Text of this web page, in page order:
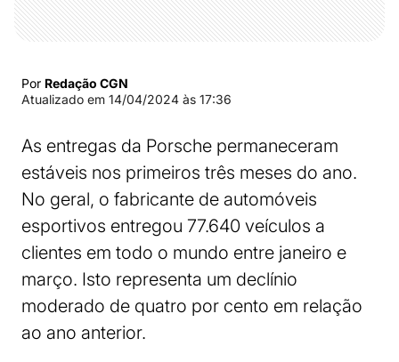
Por Redação CGN
Atualizado em 14/04/2024 às 17:36
As entregas da Porsche permaneceram
estáveis ​​nos primeiros três meses do ano.
No geral, o fabricante de automóveis
esportivos entregou 77.640 veículos a
clientes em todo o mundo entre janeiro e
março. Isto representa um declínio
moderado de quatro por cento em relação
ao ano anterior.